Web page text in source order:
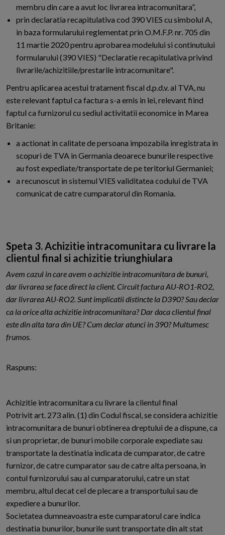
membru din care a avut loc livrarea intracomunitara”,
prin declaratia recapitulativa cod 390 VIES cu simbolul A,
in baza formularului reglementat prin O.M.F.P. nr. 705 din
11 martie 2020 pentru aprobarea modelului si continutului
formularului (390 VIES) "Declaratie recapitulativa privind
livrarile/achizitiile/prestarile intracomunitare".
Pentru aplicarea acestui tratament fiscal d.p.d.v. al TVA, nu
este relevant faptul ca factura s-a emis in lei, relevant fiind
faptul ca furnizorul cu sediul activitatii economice in Marea
Britanie:
a actionat in calitate de persoana impozabila inregistrata in
scopuri de TVA in Germania deoarece bunurile respective
au fost expediate/transportate de pe teritoriul Germaniei;
a recunoscut in sistemul VIES validitatea codului de TVA
comunicat de catre cumparatorul din Romania.
Speta 3. Achizitie intracomunitara cu livrare la
clientul final si achizitie triunghiulara
Avem cazul in care avem o achizitie intracomunitara de bunuri,
dar livrarea se face direct la client. Circuit factura AU-RO1-RO2,
dar livrarea AU-RO2. Sunt implicatii distincte la D390? Sau declar
ca la orice alta achizitie intracomunitara? Dar daca clientul final
este din alta tara din UE? Cum declar atunci in 390? Multumesc
frumos.
Raspuns:
Achizitie intracomunitara cu livrare la clientul final
Potrivit art. 273 alin. (1) din Codul fiscal, se considera achizitie
intracomunitara de bunuri obtinerea dreptului de a dispune, ca
si un proprietar, de bunuri mobile corporale expediate sau
transportate la destinatia indicata de cumparator, de catre
furnizor, de catre cumparator sau de catre alta persoana, in
contul furnizorului sau al cumparatorului, catre un stat
membru, altul decat cel de plecare a transportului sau de
expediere a bunurilor.
Societatea dumneavoastra este cumparatorul care indica
destinatia bunurilor, bunurile sunt transportate din alt stat